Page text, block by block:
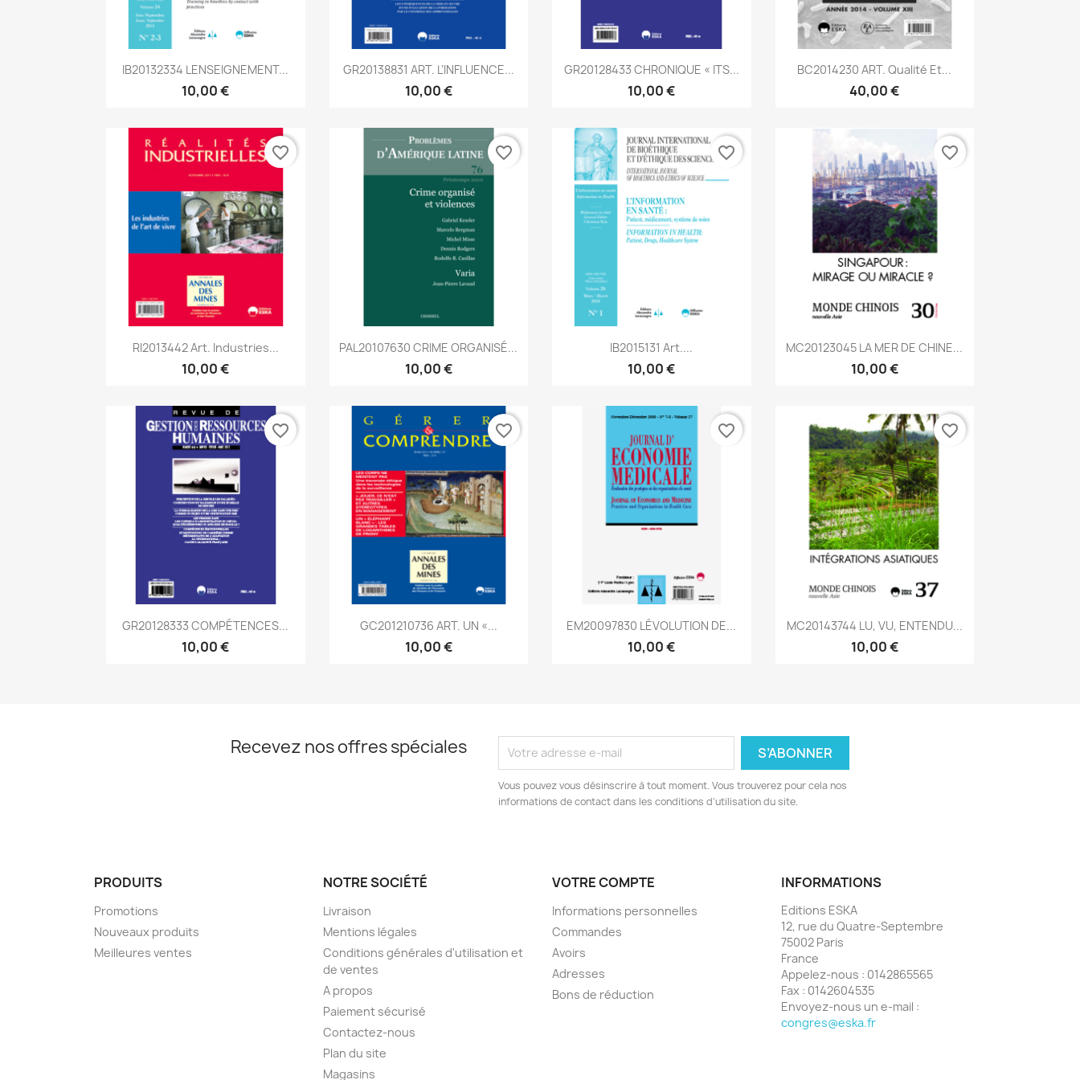
Aperçu rapide
IB20132334 LENSEIGNEMENT...
10,00 €
Aperçu rapide
GR20138831 ART. L’INFLUENCE...
10,00 €
Aperçu rapide
GR20128433 CHRONIQUE « ITS...
10,00 €
Aperçu rapide
BC2014230 ART. Qualité Et...
40,00 €
Aperçu rapide
RI2013442 Art. Industries...
10,00 €
favorite_border
Aperçu rapide
PAL20107630 CRIME ORGANISÉ...
10,00 €
favorite_border
Aperçu rapide
IB2015131 Art....
10,00 €
favorite_border
Aperçu rapide
MC20123045 LA MER DE CHINE...
10,00 €
favorite_border
Aperçu rapide
GR20128333 COMPÉTENCES...
10,00 €
favorite_border
Aperçu rapide
GC201210736 ART. UN «...
10,00 €
favorite_border
Aperçu rapide
EM20097830 LÉVOLUTION DE...
10,00 €
favorite_border
Aperçu rapide
MC20143744 LU, VU, ENTENDU...
10,00 €
favorite_border
Recevez nos offres spéciales
Vous pouvez vous désinscrire à tout moment. Vous trouverez pour cela nos
informations de contact dans les conditions d'utilisation du site.
PRODUITS
Promotions
Nouveaux produits
Meilleures ventes
NOTRE SOCIÉTÉ
Livraison
Mentions légales
Conditions générales d'utilisation et
de ventes
A propos
Paiement sécurisé
Contactez-nous
Plan du site
Magasins
VOTRE COMPTE
Informations personnelles
Commandes
Avoirs
Adresses
Bons de réduction
INFORMATIONS
Editions ESKA
12, rue du Quatre-Septembre
75002 Paris
France
Appelez-nous : 0142865565
Fax : 0142604535
Envoyez-nous un e-mail :
congres@eska.fr